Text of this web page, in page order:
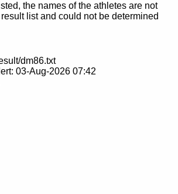
the names of the athletes are not
list and could not be determined
dm86.txt
03-Aug-2026 07:42